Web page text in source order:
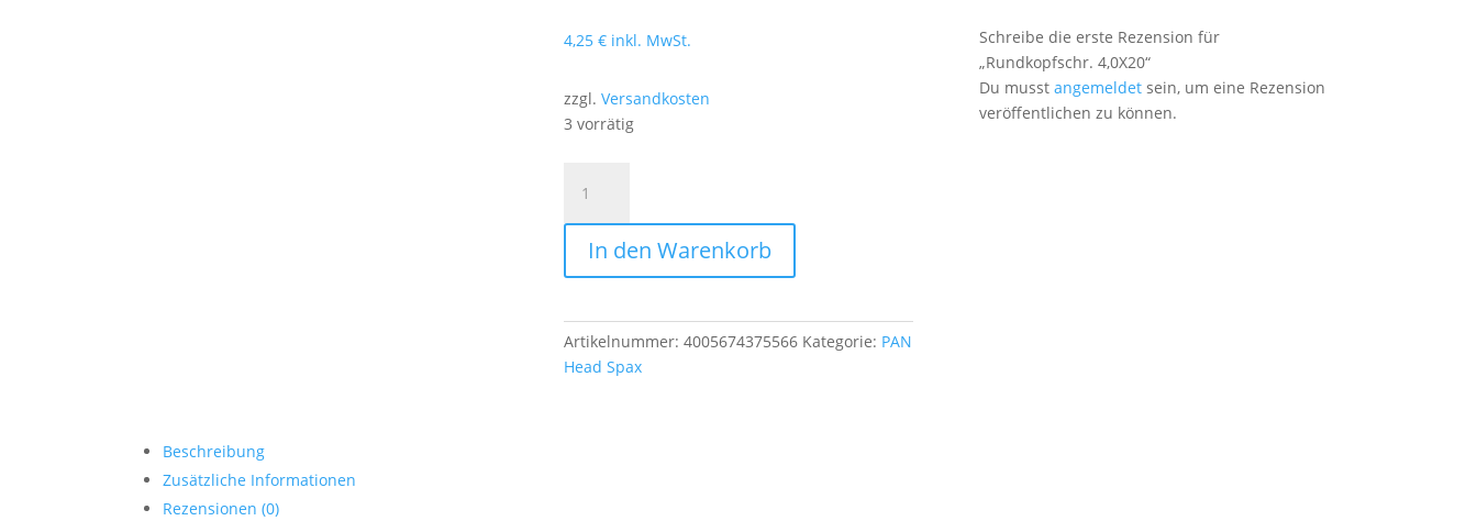
4,25 € inkl. MwSt.
zzgl. Versandkosten
3 vorrätig
4,0X20
Menge
In den Warenkorb
Artikelnummer: 4005674375566 Kategorie: PAN
Head Spax
Schreibe die erste Rezension für
„Rundkopfschr. 4,0X20“
Du musst angemeldetsein, um eine Rezension
veröffentlichen zu können.
Beschreibung
Zusätzliche Informationen
Rezensionen (0)